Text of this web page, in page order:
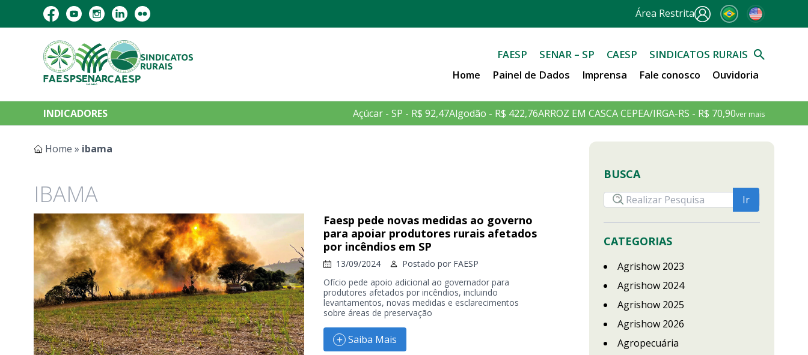
Área Restrita
FAESP SENAR – SP CAESP
SINDICATOS RURAIS
Home
Painel de Dados Imprensa Fale conosco Ouvidoria
INDICADORES Açúcar - SP - R$ 92,47Algodão - R$ 422,76ARROZ EM CASCA CEPEA/IRGA-RS - R$ 70,90ver mais
Home » ibama
IBAMA
Faesp pede novas medidas ao governo
para apoiar produtores rurais afetados
por incêndios em SP
13/09/2024 Postado por FAESP
Ofício pede apoio adicional ao governador para
produtores afetados por incêndios, incluindo
levantamentos, novas medidas e esclarecimentos
sobre áreas de preservação
Saiba Mais
BUSCA
CATEGORIAS
Agrishow 2023
Agrishow 2024
Agrishow 2025
Agrishow 2026
Agropecuária